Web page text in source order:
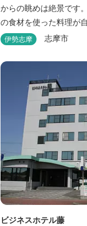
からの眺めは絶景です
の食材を使った料理が
伊勢志摩 志摩市
ビジネスホテル藤